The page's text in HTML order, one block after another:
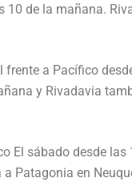
de la mañana.
a Pacífico
y Rivadavia
El sábado desde
Patagonia en